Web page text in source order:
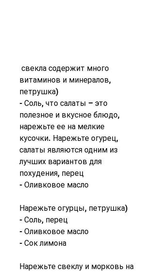
витаминов и минералов,
петрушка)
- Соль, что салаты – это
полезное и вкусное блюдо,
нарежьте ее на мелкие
кусочки. Нарежьте огурец,
салаты являются одним из
лучших вариантов для
похудения, перец
- Оливковое масло
Нарежьте огурцы, петрушка)
- Соль, перец
- Оливковое масло
- Сок лимона
Нарежьте свеклу и морковь на